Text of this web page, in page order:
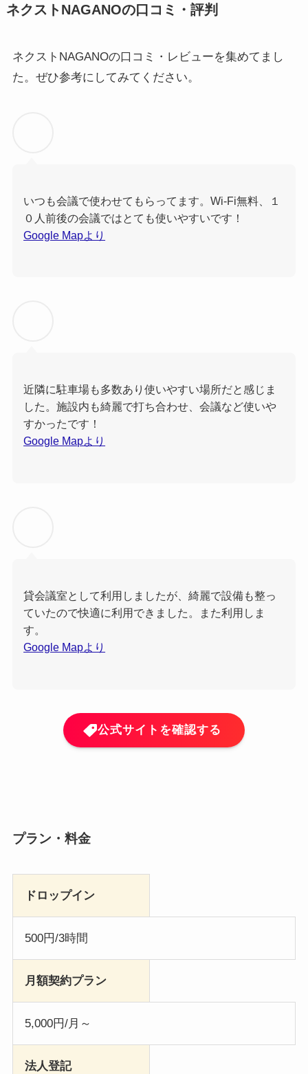
ネクストNAGANOの口コミ・評判
ネクストNAGANOの口コミ・レビューを集めてまし
た。ぜひ参考にしてみてください。
いつも会議で使わせてもらってます。Wi-Fi無料、１
０人前後の会議ではとても使いやすいです！
Google Mapより
近隣に駐車場も多数あり使いやすい場所だと感じま
した。施設内も綺麗で打ち合わせ、会議など使いや
すかったです！
Google Mapより
貸会議室として利用しましたが、綺麗で設備も整っ
ていたので快適に利用できました。また利用しま
す。
Google Mapより
公式サイトを確認する
プラン・料金
ドロップイン
500円/3時間
月額契約プラン
5,000円/月～
法人登記